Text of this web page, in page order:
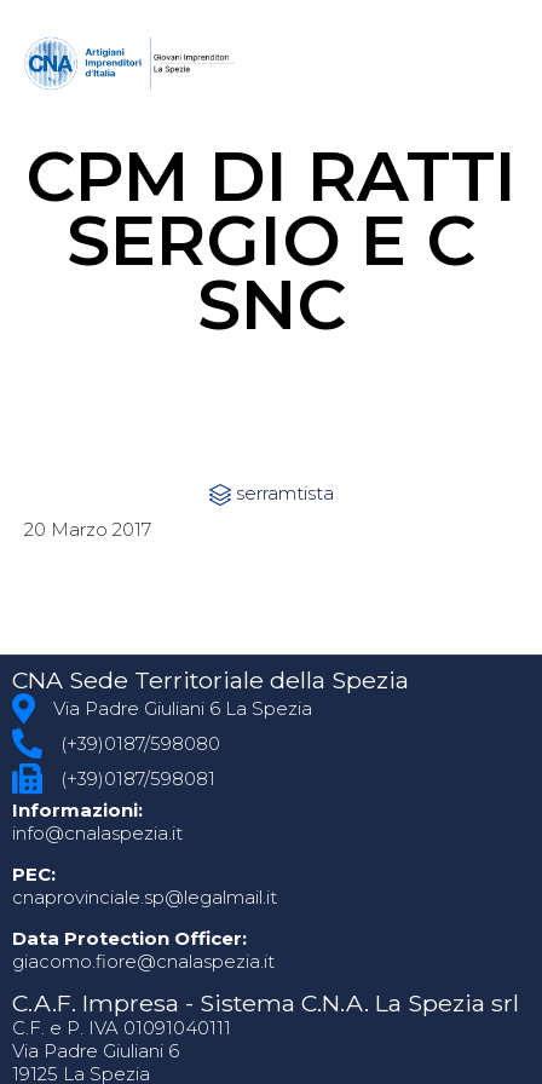
CPM DI RATTI
SERGIO E C
SNC
 Category
serramtista
20 Marzo 2017
CNA Sede Territoriale della Spezia
Via Padre Giuliani 6 La Spezia
(+39)0187/598080
(+39)0187/598081
Informazioni:
info@cnalaspezia.it
PEC:
cnaprovinciale.sp@legalmail.it
Data Protection Officer:
giacomo.fiore@cnalaspezia.it
C.A.F. Impresa - Sistema C.N.A. La Spezia srl
C.F. e P. IVA 01091040111
Via Padre Giuliani 6
19125 La Spezia